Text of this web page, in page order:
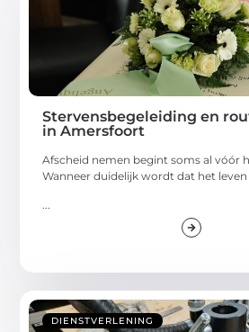
Stervensbegeleiding en
in Amersfoort
Afscheid nemen begint soms al vóór
Wanneer duidelijk wordt dat het leven
...
DIENSTVERLENING